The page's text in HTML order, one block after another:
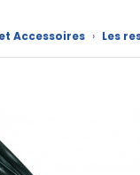
Accessoires › Les